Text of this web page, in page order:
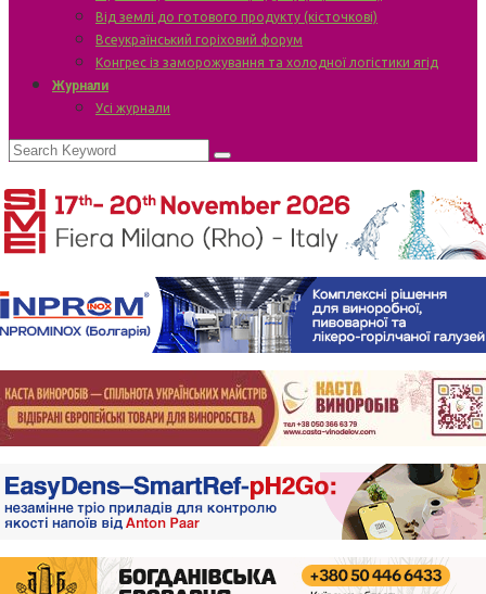
Від землі до готового продукту (кісточкові)
Всеукраїнський горіховий форум
Конгрес із заморожування та холодної логістики ягід
Журнали
Усі журнали